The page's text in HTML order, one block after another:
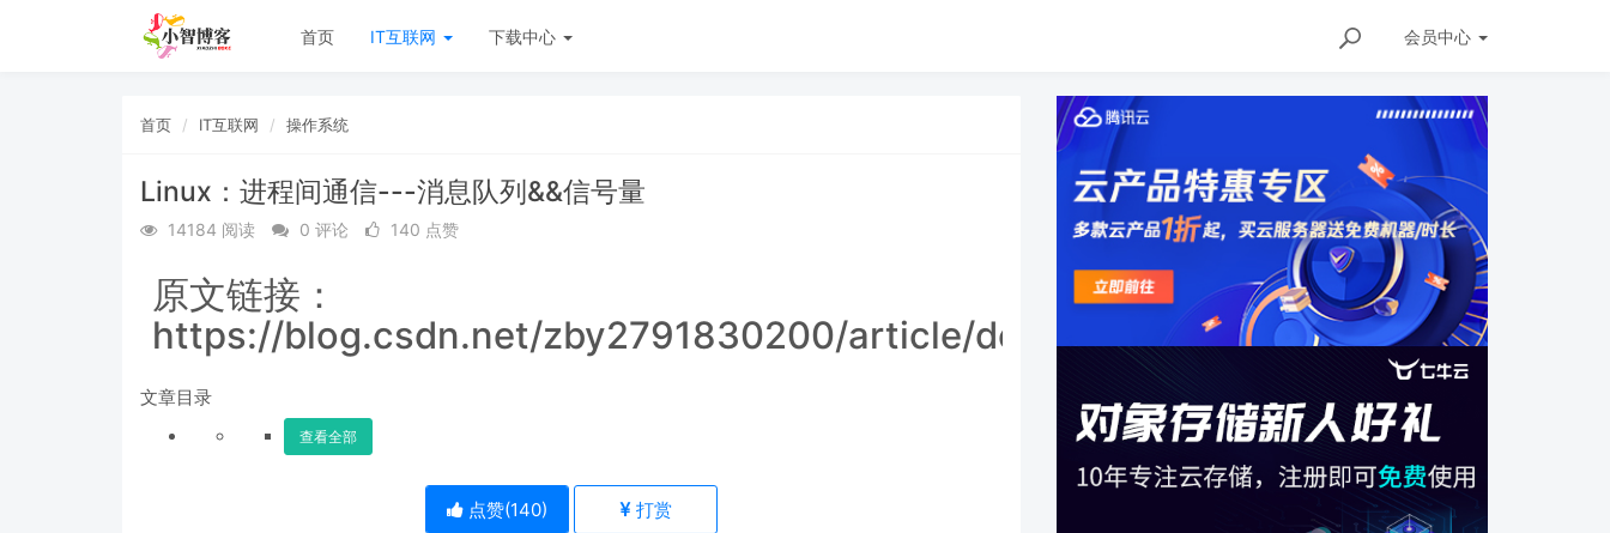
首页 IT互联网 下载中心 会员中心
首页 IT互联网 操作系统
Linux：进程间通信---消息队列&&信号量
14184 阅读 0 评论 140 点赞
原文链接：
https://blog.csdn.net/zby2791830200/article/details/147852008
文章目录
查看全部
点赞(140) 打赏